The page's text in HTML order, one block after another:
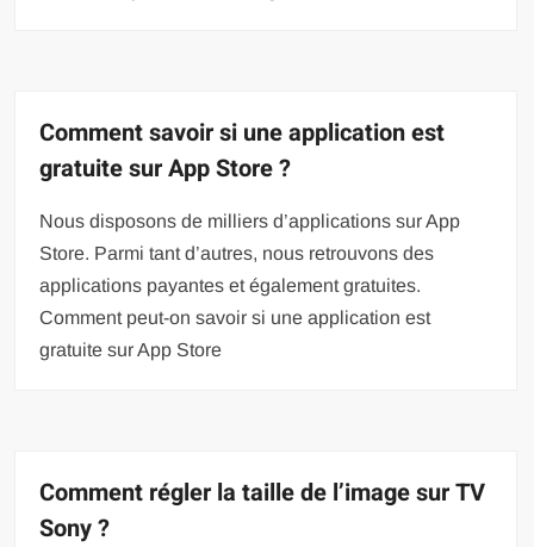
Comment savoir si une application est
gratuite sur App Store ?
Nous disposons de milliers d’applications sur App
Store. Parmi tant d’autres, nous retrouvons des
applications payantes et également gratuites.
Comment peut-on savoir si une application est
gratuite sur App Store
Comment régler la taille de l’image sur TV
Sony ?